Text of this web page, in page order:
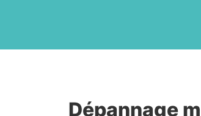
Dépannage